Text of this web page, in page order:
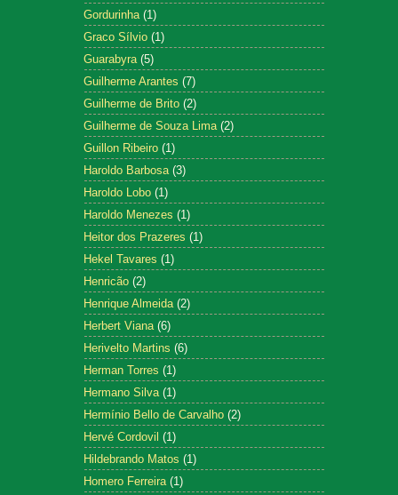
Gordurinha (1)
Graco Sílvio (1)
Guarabyra (5)
Guilherme Arantes (7)
Guilherme de Brito (2)
Guilherme de Souza Lima (2)
Guillon Ribeiro (1)
Haroldo Barbosa (3)
Haroldo Lobo (1)
Haroldo Menezes (1)
Heitor dos Prazeres (1)
Hekel Tavares (1)
Henricão (2)
Henrique Almeida (2)
Herbert Viana (6)
Herivelto Martins (6)
Herman Torres (1)
Hermano Silva (1)
Hermínio Bello de Carvalho (2)
Hervé Cordovil (1)
Hildebrando Matos (1)
Homero Ferreira (1)